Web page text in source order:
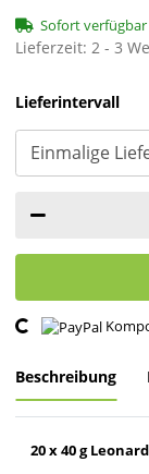
Sofort verfügbar
Lieferzeit: 2 - 3
Lieferintervall
Loading...
Beschreibung
20 x 40 g